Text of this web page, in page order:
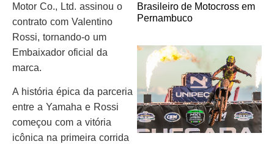
Motor Co., Ltd. assinou o
contrato com Valentino
Rossi, tornando-o um
Embaixador oficial da
marca.
A história épica da parceria
entre a Yamaha e Rossi
começou com a vitória
icônica na primeira corrida
Brasileiro de Motocross em
Pernambuco